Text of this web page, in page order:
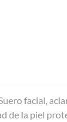
facial,
de la piel